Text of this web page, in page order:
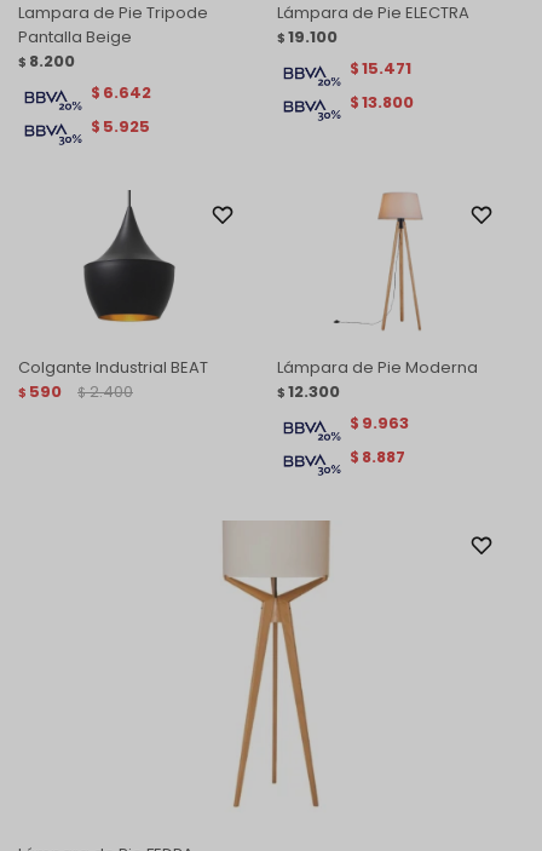
Lampara de Pie Tripode
Pantalla Beige
$ 8.200
$ 5.925
$ 6.642
Lámpara de Pie ELECTRA
$ 19.100
$13.800
$15.471
Colgante Industrial BEAT
$ 590 $ 2.400
Lámpara de Pie Moderna
$ 12.300
$ 8.887
$ 9.963